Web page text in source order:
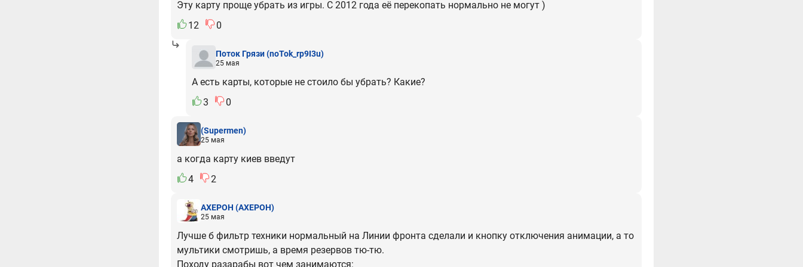
Эту карту проще убрать из игры. С 2012 года её перекопать нормально не могут )
12
0
Поток Грязи(noTok_rp9I3u)
25 мая
А есть карты, которые не стоило бы убрать? Какие?
3
0
(Supermen)
25 мая
а когда карту киев введут
4
2
АХЕРОН (АХЕРОН)
25 мая
Лучше б фильтр техники нормальный на Линии фронта сделали и кнопку отключения анимации, а то
мультики смотришь, а время резервов тю-тю.
Походу разарабы вот чем занимаются: